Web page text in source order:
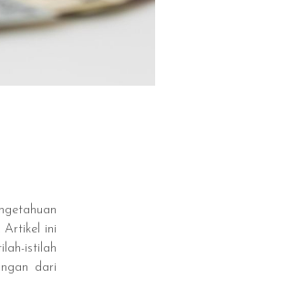
Artikel ini
istilah
dari